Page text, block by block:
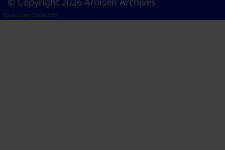
Visual Library Server 2026